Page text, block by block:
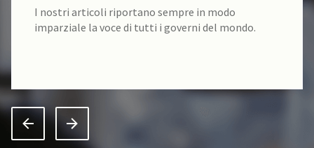
I nostri articoli riportano sempre in modo
imparziale la voce di tutti i governi del mondo.